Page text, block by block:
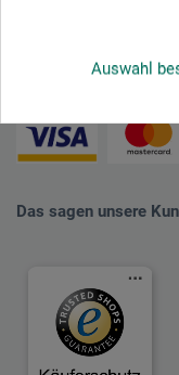
Auswahl
Zahlungsarten im
Das sagen unsere